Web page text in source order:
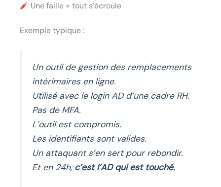
Une faille = tout s’écroule
Exemple typique :
Un outil de gestion des remplacements
intérimaires en ligne.
Utilisé avec le login AD d’une cadre RH.
Pas de MFA.
L’outil est compromis.
Les identifiants sont valides.
Un attaquant s’en sert pour rebondir.
Et en 24h, c’est l’AD qui est touché.